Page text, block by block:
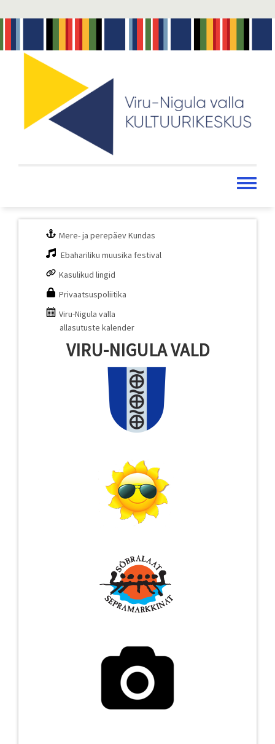
põhisisu
Toggle
Mere- ja perepäev Kundas
Ebahariliku muusika festival
Kasulikud lingid
Privaatsuspoliitika
Viru-Nigula valla
allasutuste kalender
VIRU-NIGULA VALD